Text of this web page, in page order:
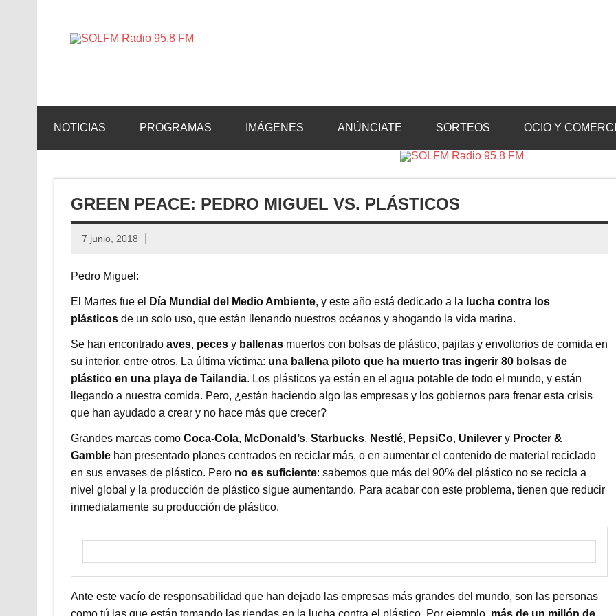
NOTICIAS PROGRAMAS IMÁGENES ANÚNCIATE SORTEOS OCIO Y
GREEN PEACE: PEDRO MIGUEL VS. PLÁSTICOS
7 junio, 2018
Pedro Miguel:
El Martes fue el Día Mundial del Medio Ambiente, y este año está dedicado a la lucha contra los
plásticosde un solo uso, que están llenando nuestros océanos y ahogando la vida marina.
Se han encontrado aves, pecesy ballenasmuertos con bolsas de plástico, pajitas y envoltorios de comida en
su interior, entre otros. La última víctima: una ballena piloto que ha muerto tras ingerir 80 bolsas de
plástico en una playa de Tailandia. Los plásticos ya están en el agua potable de todo el mundo, y están
llegando a nuestra comida. Pero, ¿están haciendo algo las empresas y los gobiernos para frenar esta crisis
que han ayudado a crear y no hace más que crecer?
Grandes marcas como Coca-Cola, McDonald’s, Starbucks, Nestlé, PepsiCo, Unilevery Procter &
Gamblehan presentado planes centrados en reciclar más, o en aumentar el contenido de material reciclado
en sus envases de plástico. Pero no es suficiente: sabemos que más del 90% del plástico no se recicla a
nivel global y la producción de plástico sigue aumentando. Para acabar con este problema, tienen que reducir
inmediatamente su producción de plástico.
Ante este vacío de responsabilidad que han dejado las empresas más grandes del mundo, son las personas
como tú las que están tomando las riendas en la lucha contra el plástico. Por ejemplo, más de un millón de